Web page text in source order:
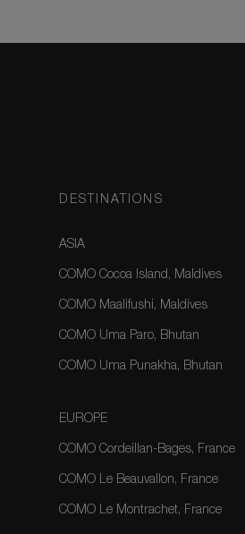
DESTINATIONS
ASIA
COMO Cocoa Island, Maldives
COMO Maalifushi, Maldives
COMO Uma Paro, Bhutan
COMO Uma Punakha, Bhutan
EUROPE
COMO Cordeillan-Bages, France
COMO Le Beauvallon, France
COMO Le Montrachet, France